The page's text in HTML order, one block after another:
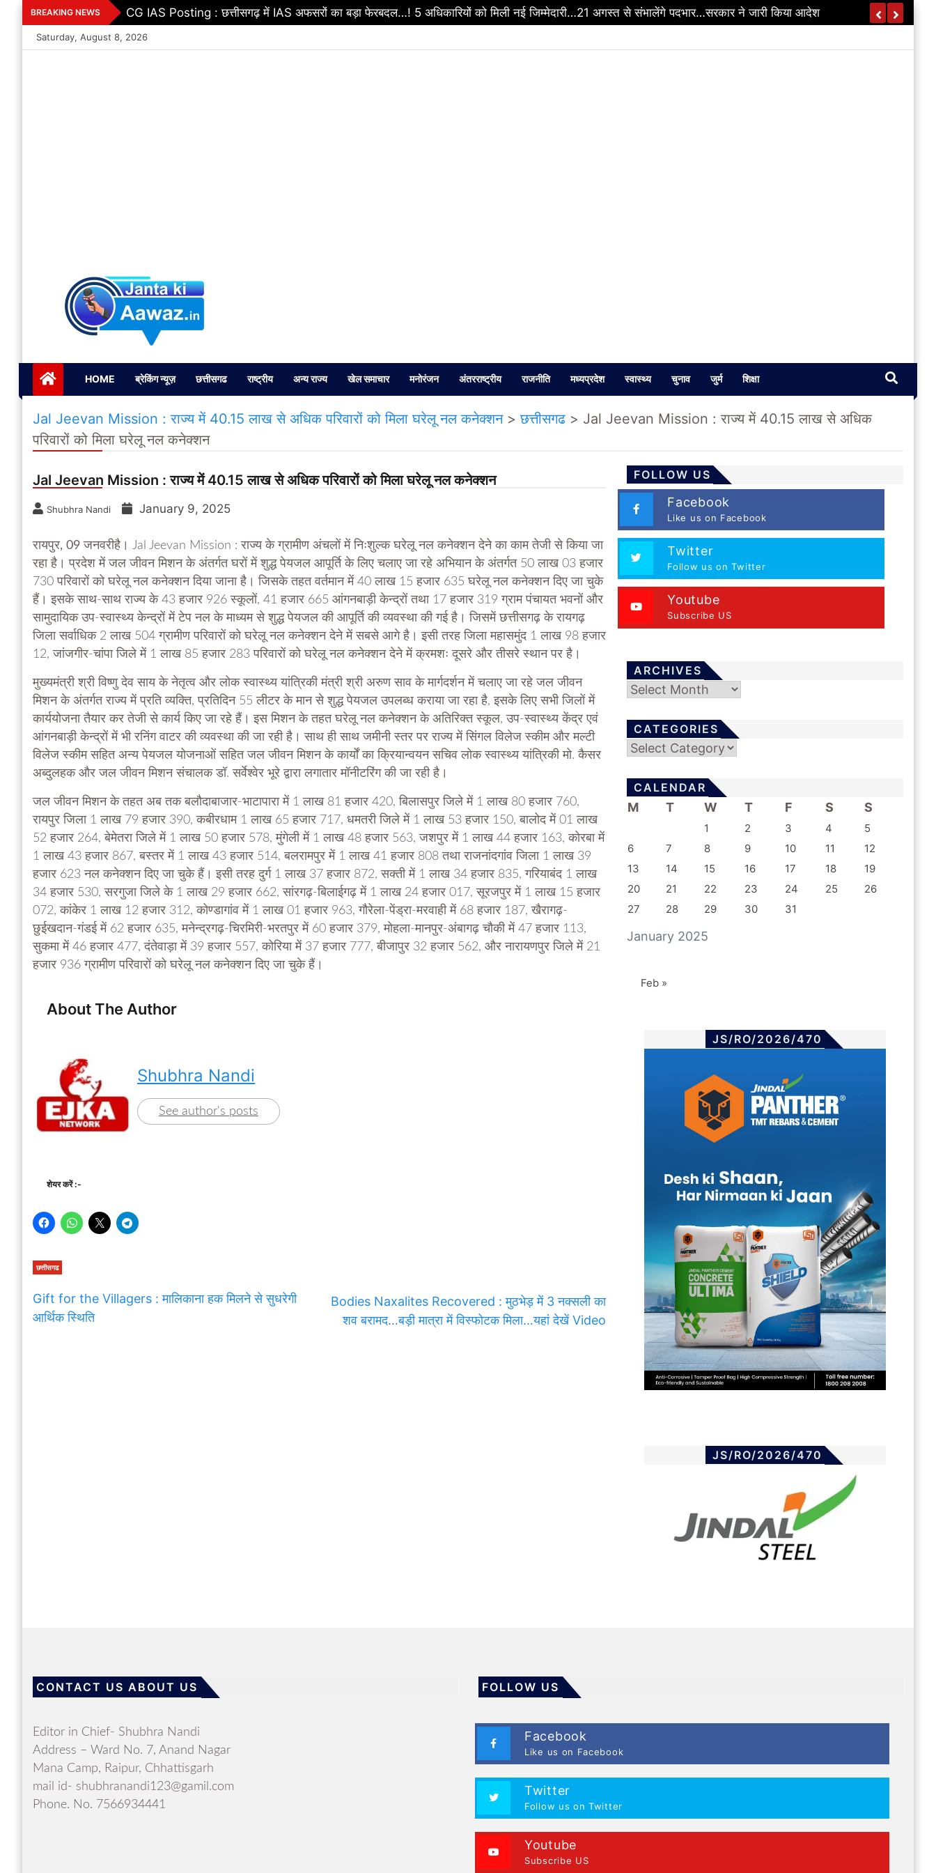
Skip
to
content
BREAKING NEWS Uniform Civil Code : छत्तीसगढ़ में बड़ा फैसला…! UCC होगा लागू…लेकिन अनुसूचित जनजाति दायरे से रहेगा बाहर…डिप्टी CM विजय शर्मा का ऐलान
Saturday, August 8, 2026
Janta ki Aawaz
HOME ब्रेकिंग न्यूज़ छत्तीसगढ राष्ट्रीय अन्य राज्य खेल समाचार मनोरंजन अंतरराष्ट्रीय राजनीति मध्यप्रदेश स्वास्थ्य चुनाव जुर्म शिक्षा
Jal Jeevan Mission : राज्य में 40.15 लाख से अधिक परिवारों को मिला घरेलू नल कनेक्शन>छत्तीसगढ > Jal Jeevan Mission : राज्य में 40.15 लाख से अधिक
परिवारों को मिला घरेलू नल कनेक्शन
Jal Jeevan Mission : राज्य में 40.15 लाख से अधिक परिवारों को मिला घरेलू नल कनेक्शन
Shubhra Nandi January 9, 2025
रायपुर, 09 जनवरीहै। Jal Jeevan Mission : राज्य के ग्रामीण अंचलों में निःशुल्क घरेलू नल कनेक्शन देने का काम तेजी से किया जा
रहा है। प्रदेश में जल जीवन मिशन के अंतर्गत घरों में शुद्ध पेयजल आपूर्ति के लिए चलाए जा रहे अभियान के अंतर्गत 50 लाख 03 हजार
730 परिवारों को घरेलू नल कनेक्शन दिया जाना है। जिसके तहत वर्तमान में 40 लाख 15 हजार 635 घरेलू नल कनेक्शन दिए जा चुके
हैं। इसके साथ-साथ राज्य के 43 हजार 926 स्कूलों, 41 हजार 665 आंगनबाड़ी केन्द्रों तथा 17 हजार 319 ग्राम पंचायत भवनों और
सामुदायिक उप-स्वास्थ्य केन्द्रों में टेप नल के माध्यम से शुद्ध पेयजल की आपूर्ति की व्यवस्था की गई है। जिसमें छत्तीसगढ़ के रायगढ़
जिला सर्वाधिक 2 लाख 504 ग्रामीण परिवारों को घरेलू नल कनेक्शन देने में सबसे आगे है। इसी तरह जिला महासमुंद 1 लाख 98 हजार
12, जांजगीर-चांपा जिले में 1 लाख 85 हजार 283 परिवारों को घरेलू नल कनेक्शन देने में क्रमशः दूसरे और तीसरे स्थान पर है।
मुख्यमंत्री श्री विष्णु देव साय के नेतृत्व और लोक स्वास्थ्य यांत्रिकी मंत्री श्री अरुण साव के मार्गदर्शन में चलाए जा रहे जल जीवन
मिशन के अंतर्गत राज्य में प्रति व्यक्ति, प्रतिदिन 55 लीटर के मान से शुद्ध पेयजल उपलब्ध कराया जा रहा है, इसके लिए सभी जिलों में
कार्ययोजना तैयार कर तेजी से कार्य किए जा रहे हैं। इस मिशन के तहत घरेलू नल कनेक्शन के अतिरिक्त स्कूल, उप-स्वास्थ्य केंद्र एवं
आंगनबाड़ी केन्द्रों में भी रनिंग वाटर की व्यवस्था की जा रही है। साथ ही साथ जमीनी स्तर पर राज्य में सिंगल विलेज स्कीम और मल्टी
विलेज स्कीम सहित अन्य पेयजल योजनाओं सहित जल जीवन मिशन के कार्यों का क्रियान्वयन सचिव लोक स्वास्थ्य यांत्रिकी मो. कैसर
अब्दुलहक और जल जीवन मिशन संचालक डॉ. सर्वेश्वेर भूरे द्वारा लगातार मॉनीटरिंग की जा रही है।
जल जीवन मिशन के तहत अब तक बलौदाबाजार-भाटापारा में 1 लाख 81 हजार 420, बिलासपुर जिले में 1 लाख 80 हजार 760,
रायपुर जिला 1 लाख 79 हजार 390, कबीरधाम 1 लाख 65 हजार 717, धमतरी जिले में 1 लाख 53 हजार 150, बालोद में 01 लाख
52 हजार 264, बेमेतरा जिले में 1 लाख 50 हजार 578, मुंगेली में 1 लाख 48 हजार 563, जशपुर में 1 लाख 44 हजार 163, कोरबा में
1 लाख 43 हजार 867, बस्तर में 1 लाख 43 हजार 514, बलरामपुर में 1 लाख 41 हजार 808 तथा राजनांदगांव जिला 1 लाख 39
हजार 623 नल कनेक्शन दिए जा चुके हैं। इसी तरह दुर्ग 1 लाख 37 हजार 872, सक्ती में 1 लाख 34 हजार 835, गरियाबंद 1 लाख
34 हजार 530, सरगुजा जिले के 1 लाख 29 हजार 662, सांरगढ़-बिलाईगढ़ में 1 लाख 24 हजार 017, सूरजपुर में 1 लाख 15 हजार
072, कांकेर 1 लाख 12 हजार 312, कोण्डागांव में 1 लाख 01 हजार 963, गौरेला-पेंड्रा-मरवाही में 68 हजार 187, खैरागढ़-
छुईखदान-गंडई में 62 हजार 635, मनेन्द्रगढ़-चिरमिरी-भरतपुर में 60 हजार 379, मोहला-मानपुर-अंबागढ़ चौकी में 47 हजार 113,
सुकमा में 46 हजार 477, दंतेवाड़ा में 39 हजार 557, कोरिया में 37 हजार 777, बीजापुर 32 हजार 562, और नारायणपुर जिले में 21
हजार 936 ग्रामीण परिवारों को घरेलू नल कनेक्शन दिए जा चुके हैं।
About The Author
Shubhra Nandi
See author's posts
शेयर करें :-
छत्तीसगढ
Gift for the Villagers : मालिकाना हक मिलने से सुधरेगी
आर्थिक स्थिति
Bodies Naxalites Recovered : मुठभेड़ में 3 नक्सली का
शव बरामद…बड़ी मात्रा में विस्फोटक मिला…यहां देखें Video
FOLLOW US
Facebook
Like us on Facebook
Twitter
Follow us on Twitter
Youtube
Subscribe US
ARCHIVES
Archives
CATEGORIES
Categories
CALENDAR
January 2025
M T W T F S S
1 2 3 4
5
6
7 8 9 10 11
12
13
14 15 16 17 18
19
20
21 22 23 24 25
26
27
28 29 30 31
Feb »
JS/RO/2026/470
JS/RO/2026/470
CONTACT US ABOUT US
Editor in Chief- Shubhra Nandi
Address – Ward No. 7, Anand Nagar
Mana Camp, Raipur, Chhattisgarh
mail id- shubhranandi123@gamil.com
Phone. No. 7566934441
FOLLOW US
Facebook
Like us on Facebook
Twitter
Follow us on Twitter
Youtube
Subscribe US